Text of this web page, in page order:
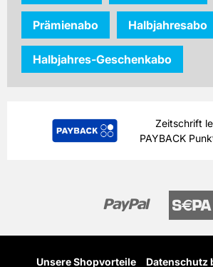
Prämienabo Halbjahresabo
Halbjahres-Geschenkabo
Zeitschrift
PAYBACK
Unsere Shopvorteile Datenschutz